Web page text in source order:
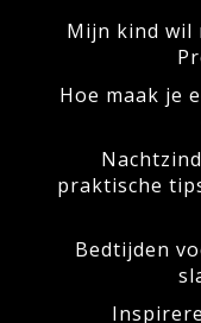
Mijn kind wil
Hoe maak je
praktische
Bedtijden